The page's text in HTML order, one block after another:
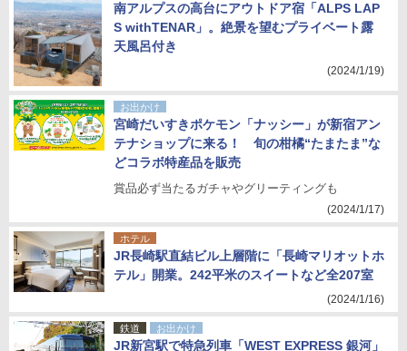
南アルプスの高台にアウトドア宿「ALPS LAP
S withTENAR」。絶景を望むプライベート露
天風呂付き
(2024/1/19)
お出かけ
宮崎だいすきポケモン「ナッシー」が新宿アン
テナショップに来る！ 旬の柑橘“たまたま”な
どコラボ特産品を販売
賞品必ず当たるガチャやグリーティングも
(2024/1/17)
ホテル
JR長崎駅直結ビル上層階に「長崎マリオットホ
テル」開業。242平米のスイートなど全207室
(2024/1/16)
鉄道 お出かけ
JR新宮駅で特急列車「WEST EXPRESS 銀河」